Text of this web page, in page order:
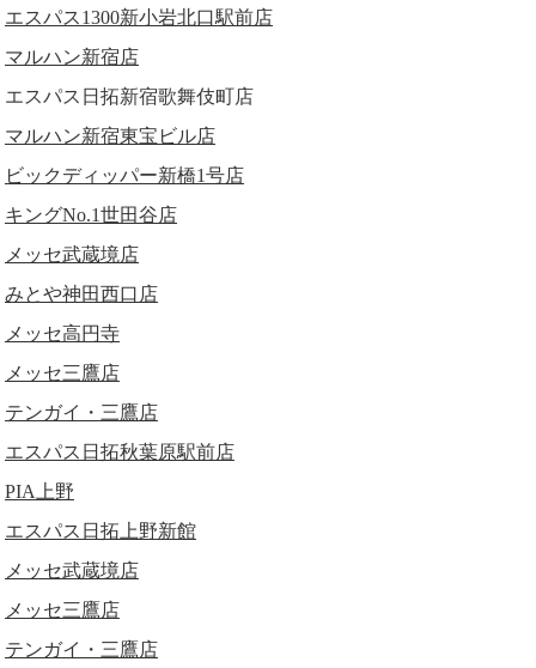
エスパス1300新小岩北口駅前店
マルハン新宿店
エスパス日拓新宿歌舞伎町店
マルハン新宿東宝ビル店
ビックディッパー新橋1号店
キングNo.1世田谷店
メッセ武蔵境店
みとや神田西口店
メッセ高円寺
メッセ三鷹店
テンガイ・三鷹店
エスパス日拓秋葉原駅前店
PIA上野
エスパス日拓上野新館
メッセ武蔵境店
メッセ三鷹店
テンガイ・三鷹店